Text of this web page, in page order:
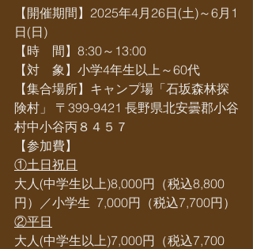
【開催期間】2025年4月26日(土)～6月1
日(日)
【時　間】8:30～13:00
【対　象】小学4年生以上～60代
【集合場所】 キャンプ場「石坂森林探
険村」 〒399-9421 長野県北安曇郡小谷
村中小谷丙８４５７
【参加費】
①土日祝日
大人(中学生以上)8,000円（税込8,800
円）／小学生  7,000円（税込7,700円）
②平日
大人(中学生以上)7,000円（税込7,700